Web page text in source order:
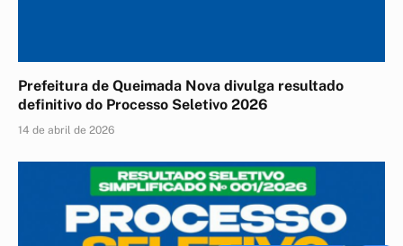
Prefeitura de Queimada Nova divulga resultado
definitivo do Processo Seletivo 2026
14 de abril de 2026